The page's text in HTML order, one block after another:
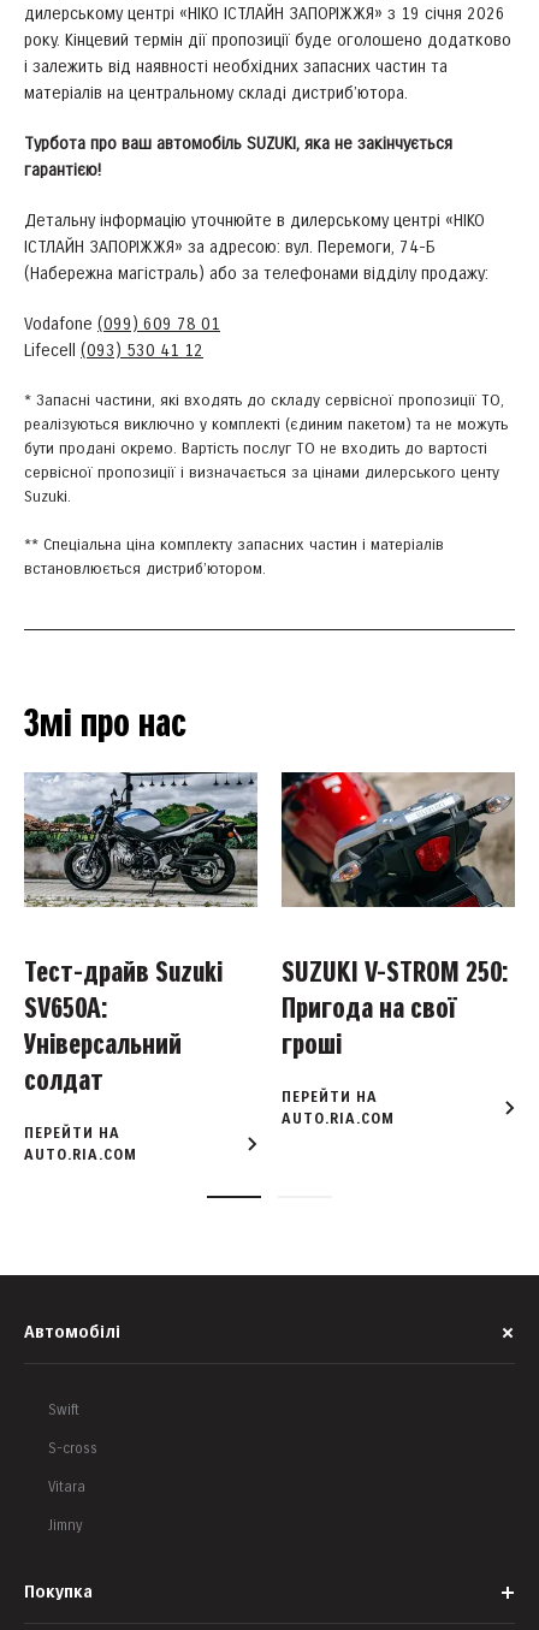
дилерському центрі «НІКО ІСТЛАЙН ЗАПОРІЖЖЯ» з 19 січня 2026
року. Кінцевий термін дії пропозиції буде оголошено додатково
і залежить від наявності необхідних запасних частин та
матеріалів на центральному складі дистриб’ютора.
Турбота про ваш автомобіль SUZUKI, яка не закінчується
гарантією!
Детальну інформацію уточнюйте в дилерському центрі «НІКО
ІСТЛАЙН ЗАПОРІЖЖЯ» за адресою: вул. Перемоги, 74-Б
(Набережна магістраль) або за телефонами відділу продажу:
Vodafone (099) 609 78 01
Lifecell (093) 530 41 12
* Запасні частини, які входять до складу сервісної пропозиції ТО,
реалізуються виключно у комплекті (єдиним пакетом) та не можуть
бути продані окремо. Вартість послуг ТО не входить до вартості
сервісної пропозиції і визначається за цінами дилерського центу
Suzuki.
** Спеціальна ціна комплекту запасних частин і матеріалів
встановлюється дистриб’ютором.
Змі про нас
Тест-драйв Suzuki
SV650A:
Універсальний
солдат
ПЕРЕЙТИ НА
AUTO.RIA.COM
SUZUKI V-STROM 250:
Пригода на свої
гроші
ПЕРЕЙТИ НА
AUTO.RIA.COM
Автомобілі
Swift
S-cross
Vitara
Jimny
Покупка